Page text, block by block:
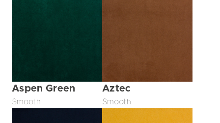
Aspen Green
Smooth
Aztec
Smooth